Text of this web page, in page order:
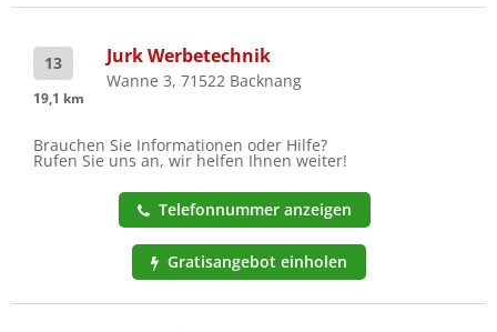
13
19,1 km
Jurk Werbetechnik
Wanne 3, 71522 Backnang
Brauchen Sie Informationen oder Hilfe?
Rufen Sie uns an, wir helfen Ihnen weiter!
Telefonnummer anzeigen
Gratisangebot einholen